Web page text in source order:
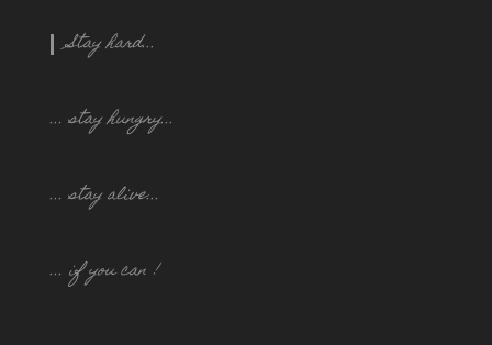
Stay hard...
... stay hungry...
... stay alive...
... if you can !